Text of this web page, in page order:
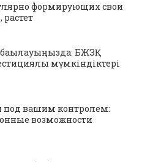
формирующих свои
бақылауыңызда: БЖЗҚ
мүмкіндіктері
под вашим контролем:
возможности